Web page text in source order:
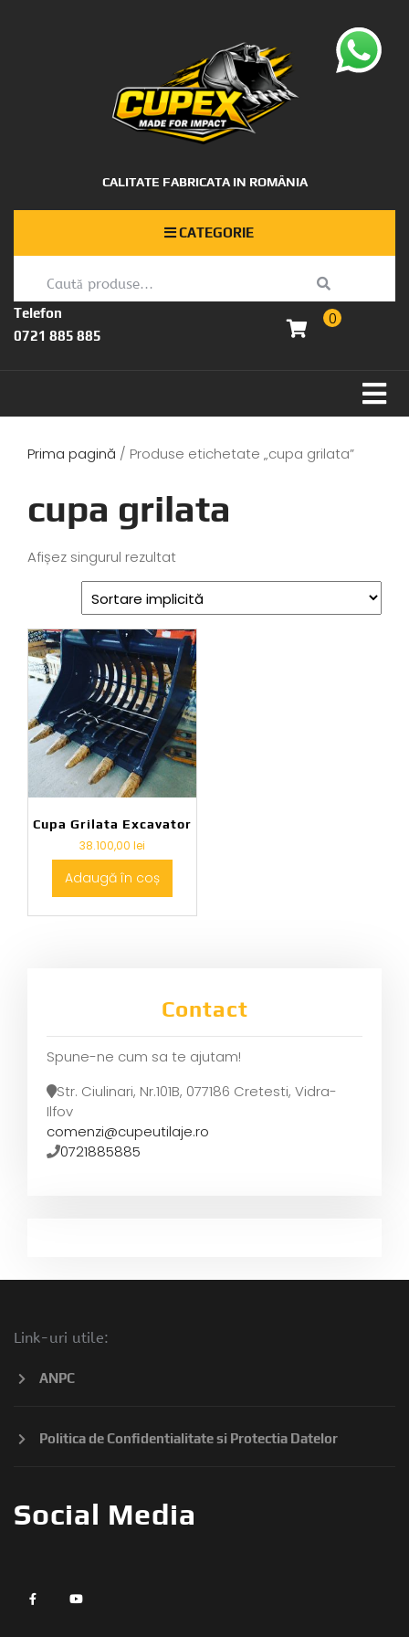
CALITATE FABRICATA IN ROMÂNIA
CATEGORIE
Telefon
0721 885 885
0
Prima pagină / Produse etichetate „cupa grilata”
cupa grilata
Afișez singurul rezultat
Cupa Grilata Excavator
38.100,00lei
Adaugă în coș
Contact
Spune-ne cum sa te ajutam!
Str. Ciulinari, Nr.101B, 077186 Cretesti, Vidra-
Ilfov
comenzi@cupeutilaje.ro
0721885885
Link-uri utile:
ANPC
Politica de Confidentialitate si Protectia Datelor
Social Media